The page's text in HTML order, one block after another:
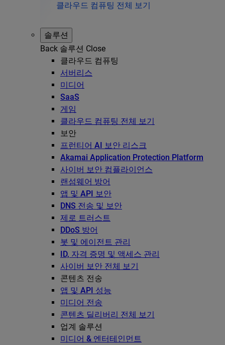
클라우드 컴퓨팅 전체 보기
솔루션
Back 솔루션 Close
클라우드 컴퓨팅
서버리스
미디어
SaaS
게임
클라우드 컴퓨팅 전체 보기
보안
프런티어 AI 보안 리스크
Akamai Application Protection Platform
사이버 보안 컴플라이언스
랜섬웨어 방어
앱 및 API 보안
DNS 전송 및 보안
제로 트러스트
DDoS 방어
봇 및 에이전트 관리
ID, 자격 증명 및 액세스 관리
사이버 보안 전체 보기
콘텐츠 전송
앱 및 API 성능
미디어 전송
콘텐츠 딜리버리 전체 보기
업계 솔루션
미디어 & 엔터테인먼트